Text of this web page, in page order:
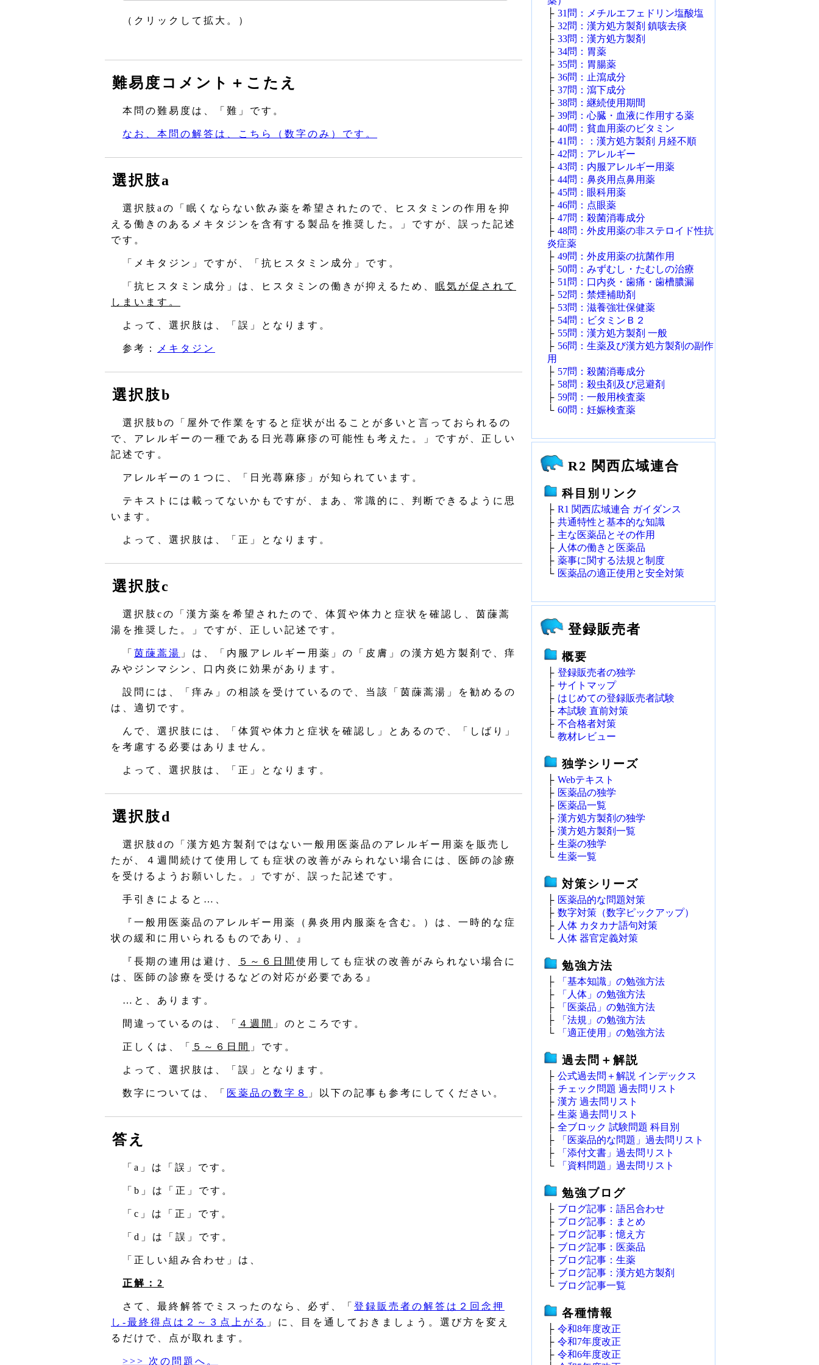
（クリックして拡大。）
難易度コメント＋こたえ
本問の難易度は、「難」です。
なお、本問の解答は、こちら（数字のみ）です。
選択肢a
選択肢aの「眠くならない飲み薬を希望されたので、ヒスタミンの作用を抑
える働きのあるメキタジンを含有する製品を推奨した。」ですが、誤った記述
です。
「メキタジン」ですが、「抗ヒスタミン成分」です。
「抗ヒスタミン成分」は、ヒスタミンの働きが抑えるため、 眠気が促されて
しまいます。
よって、選択肢は、「誤」となります。
参考： メキタジン
選択肢b
選択肢bの「屋外で作業をすると症状が出ることが多いと言っておられるの
で、アレルギーの一種である日光蕁麻疹の可能性も考えた。」ですが、正しい
記述です。
アレルギーの１つに、「日光蕁麻疹」が知られています。
テキストには載ってないかもですが、まあ、常識的に、判断できるように思
います。
よって、選択肢は、「正」となります。
選択肢c
選択肢cの「漢方薬を希望されたので、体質や体力と症状を確認し、茵蔯蒿
湯を推奨した。」ですが、正しい記述です。
「 茵蔯蒿湯 」は、「内服アレルギー用薬」の「皮膚」の漢方処方製剤で、痒
みやジンマシン、口内炎に効果があります。
設問には、「痒み」の相談を受けているので、当該「茵蔯蒿湯」を勧めるの
は、適切です。
んで、選択肢には、「体質や体力と症状を確認し」とあるので、「しばり」
を考慮する必要はありません。
よって、選択肢は、「正」となります。
選択肢d
選択肢dの「漢方処方製剤ではない一般用医薬品のアレルギー用薬を販売し
たが、４週間続けて使用しても症状の改善がみられない場合には、医師の診療
を受けるようお願いした。」ですが、誤った記述です。
手引きによると…、
『一般用医薬品のアレルギー用薬（鼻炎用内服薬を含む。）は、一時的な症
状の緩和に用いられるものであり、』
『長期の連用は避け、 ５～６日間 使用しても症状の改善がみられない場合に
は、医師の診療を受けるなどの対応が必要である』
…と、あります。
間違っているのは、「 ４週間 」のところです。
正しくは、「 ５～６日間 」です。
よって、選択肢は、「誤」となります。
数字については、「 医薬品の数字８ 」以下の記事も参考にしてください。
答え
「a」は「誤」です。
「b」は「正」です。
「c」は「正」です。
「d」は「誤」です。
「正しい組み合わせ」は、
正解：2
さて、最終解答でミスったのなら、必ず、「 登録販売者の解答は２回念押
し‐最終得点は２～３点上がる 」に、目を通しておきましょう。選び方を変え
るだけで、点が取れます。
>>> 次の問題へ。
├ 31問：メチルエフェドリン塩酸塩
├ 32問：漢方処方製剤 鎮咳去痰
├ 33問：漢方処方製剤
├ 34問：胃薬
├ 35問：胃腸薬
├ 36問：止瀉成分
├ 37問：瀉下成分
├ 38問：継続使用期間
├ 39問：心臓・血液に作用する薬
├ 40問：貧血用薬のビタミン
├ 41問：：漢方処方製剤 月経不順
├ 42問：アレルギー
├ 43問：内服アレルギー用薬
├ 44問：鼻炎用点鼻用薬
├ 45問：眼科用薬
├ 46問：点眼薬
├ 47問：殺菌消毒成分
├ 48問：外皮用薬の非ステロイド性抗
炎症薬
├ 49問：外皮用薬の抗菌作用
├ 50問：みずむし・たむしの治療
├ 51問：口内炎・歯痛・歯槽膿漏
├ 52問：禁煙補助剤
├ 53問：滋養強壮保健薬
├ 54問：ビタミンＢ２
├ 55問：漢方処方製剤 一般
├ 56問：生薬及び漢方処方製剤の副作
用
├ 57問：殺菌消毒成分
├ 58問：殺虫剤及び忌避剤
├ 59問：一般用検査薬
└ 60問：妊娠検査薬
R2 関西広域連合
科目別リンク
├ R1 関西広域連合 ガイダンス
├ 共通特性と基本的な知識
├ 主な医薬品とその作用
├ 人体の働きと医薬品
├ 薬事に関する法規と制度
└ 医薬品の適正使用と安全対策
登録販売者
概要
├ 登録販売者の独学
├ サイトマップ
├ はじめての登録販売者試験
├ 本試験 直前対策
├ 不合格者対策
└ 教材レビュー
独学シリーズ
├ Webテキスト
├ 医薬品の独学
├ 医薬品一覧
├ 漢方処方製剤の独学
├ 漢方処方製剤一覧
├ 生薬の独学
└ 生薬一覧
対策シリーズ
├ 医薬品的な問題対策
├ 数字対策（数字ピックアップ）
├ 人体 カタカナ語句対策
└ 人体 器官定義対策
勉強方法
├
「基本知識」の勉強方法
├
「人体」の勉強方法
├
「医薬品」の勉強方法
├
「法規」の勉強方法
└
「適正使用」の勉強方法
過去問＋解説
├ 公式過去問＋解説 インデックス
├ チェック問題 過去問リスト
├ 漢方 過去問リスト
├ 生薬 過去問リスト
├ 全ブロック 試験問題 科目別
├
「医薬品的な問題」過去問リスト
├
「添付文書」過去問リスト
└
「資料問題」過去問リスト
勉強ブログ
├ ブログ記事：語呂合わせ
├ ブログ記事：まとめ
├ ブログ記事：憶え方
├ ブログ記事：医薬品
├ ブログ記事：生薬
├ ブログ記事：漢方処方製剤
└ ブログ記事一覧
各種情報
├ 令和8年度改正
├ 令和7年度改正
├ 令和6年度改正